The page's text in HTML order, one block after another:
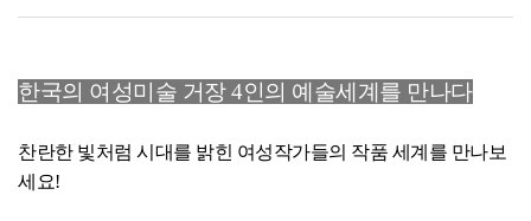
한국의 여성미술 거장 4인의 예술세계를 만나다
찬란한 빛처럼 시대를 밝힌 여성작가들의 작품 세계를 만나보
세요!